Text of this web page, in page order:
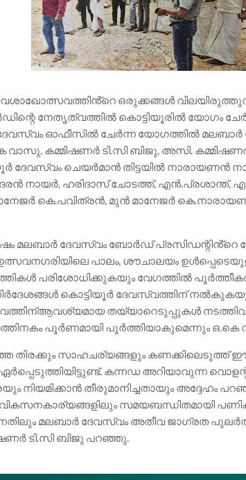
ഒരുക്കങ്ങൾ
നേതൃത്വത്തിൽ കൊട്ടിയൂരിൽ യോഗം
ദേവസ്വം ഓഫീസിൽ ചേർന്ന യോഗത്തിൽ
വാസു, കമ്മിഷണർ ടി.സി ബിജു, അസി.
ദേവസ്വം ചെയർമാൻ തിട്ടയിൽ നാരായണൻ
നായർ, ഹരിദാസ് ചോടത്ത്, എൻ.പ്രശാന്ത്,
കെ.പവിത്രൻ, മുൻ മാനേജർ
മലബാർ ദേവസ്വം ബോർഡ് പ്രസിഡന്റിൻ്റെ
പാലം, ശൗചാലയം
പരിശോധിക്കുകയും വേഗത്തിൽ
കൊട്ടിയൂർ ദേവസ്വത്തിന്
തയ്യാറെടുപ്പുകൾ
പൂർണമായി പൂർത്തിയാകുമെന്നും
തിരക്കും സാഹചര്യങ്ങളും
കന്നഡ അറിയാവുന്ന
നിയമിക്കാൻ തീരുമാനിച്ചതായും അദ്ദേഹം
വികസനകാര്യങ്ങളിലും സമയബന്ധിതമായി
മലബാർ ദേവസ്വം അതീവ ജാഗ്രത
ടി.സി ബിജു പറഞ്ഞു.